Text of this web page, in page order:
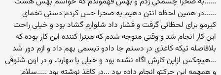
......در همین لحظه انتن دهیم به صحرا حس کردم دستی تخمای
کیرمو برای لحظاتی گرفت و فشار داد شلوارم گشاد بود و خیلی راحت
این کار انجام شد و وقتی متوجه شدم که میترا کننده این کار بوده که
بلافاصله تیکه کاغذی در دستم جا دادو تبسمی بهم داد و ازم دور شد
...هیچکس ازاین کارش اگاه نشده بود و خیلی با مهارت و در اون شلوقی
و همهمه این حرکتو انجام داده بود ...در کاغذ نوشته بود .....سلام